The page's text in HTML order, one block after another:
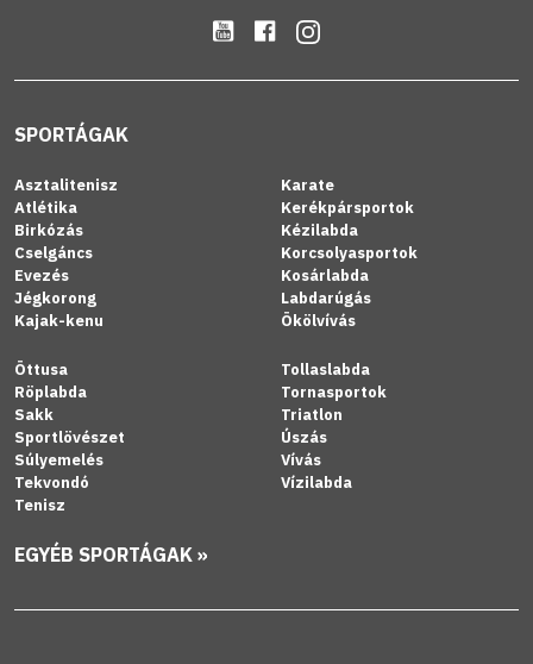
SPORTÁGAK
Asztalitenisz
Atlétika
Birkózás
Cselgáncs
Evezés
Jégkorong
Kajak-kenu
Karate
Kerékpársportok
Kézilabda
Korcsolyasportok
Kosárlabda
Labdarúgás
Ökölvívás
Öttusa
Röplabda
Sakk
Sportlövészet
Súlyemelés
Tekvondó
Tenisz
Tollaslabda
Tornasportok
Triatlon
Úszás
Vívás
Vízilabda
EGYÉB SPORTÁGAK »